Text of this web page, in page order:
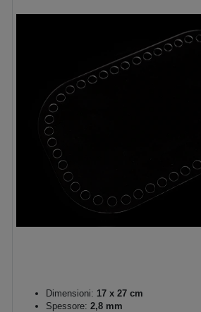
Dimensioni: 17 x 27 cm
Spessore: 2,8 mm